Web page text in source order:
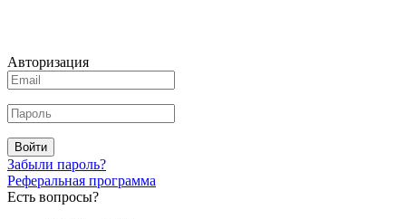
Авторизация
Войти
Забыли пароль?
Реферальная программа
Есть вопросы?